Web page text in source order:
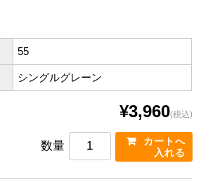
55
シングルグレーン
¥3,960(税込)
数量